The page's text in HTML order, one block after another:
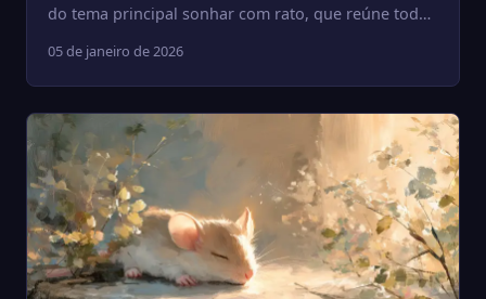
do tema principal sonhar com rato, que reúne todas
05 de janeiro de 2026